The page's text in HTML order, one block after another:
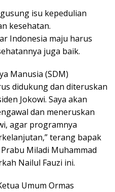
isu kepedulian
kesehatan.
Indonesia maju harus
juga baik.
Manusia (SDM)
didukung dan diteruskan
Jokowi. Saya akan
dan meneruskan
agar programnya
terang bapak
Miladi Muhammad
Nailul Fauzi ini.
Umum Ormas